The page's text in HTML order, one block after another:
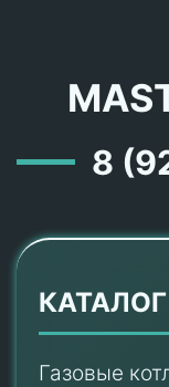
8
КАТАЛОГ
Газовые